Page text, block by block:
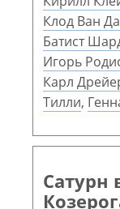
Клод Ван
Батист
Игорь
Карл
Тилли,
Сатурн